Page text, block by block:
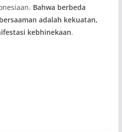
Bahwa berbeda
adalah kekuatan,
kebhinekaan.